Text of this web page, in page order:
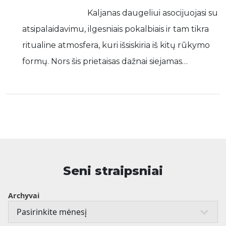
Kaljanas daugeliui asocijuojasi su
atsipalaidavimu, ilgesniais pokalbiais ir tam tikra
ritualine atmosfera, kuri išsiskiria iš kitų rūkymo
formų. Nors šis prietaisas dažnai siejamas…
Seni straipsniai
Archyvai